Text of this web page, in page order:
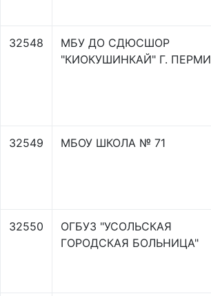
32548
МБУ ДО СДЮСШОР
"КИОКУШИНКАЙ" Г. ПЕРМИ
32549 МБОУ ШКОЛА № 71
32550
ОГБУЗ "УСОЛЬСКАЯ
ГОРОДСКАЯ БОЛЬНИЦА"